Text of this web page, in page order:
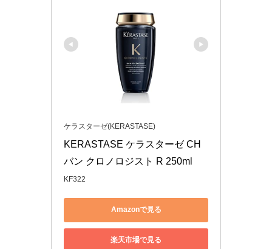
ケラスターゼ(KERASTASE)
KERASTASE ケラスターゼ CH
バン クロノロジスト R 250ml
KF322
Amazonで見る
楽天市場で見る